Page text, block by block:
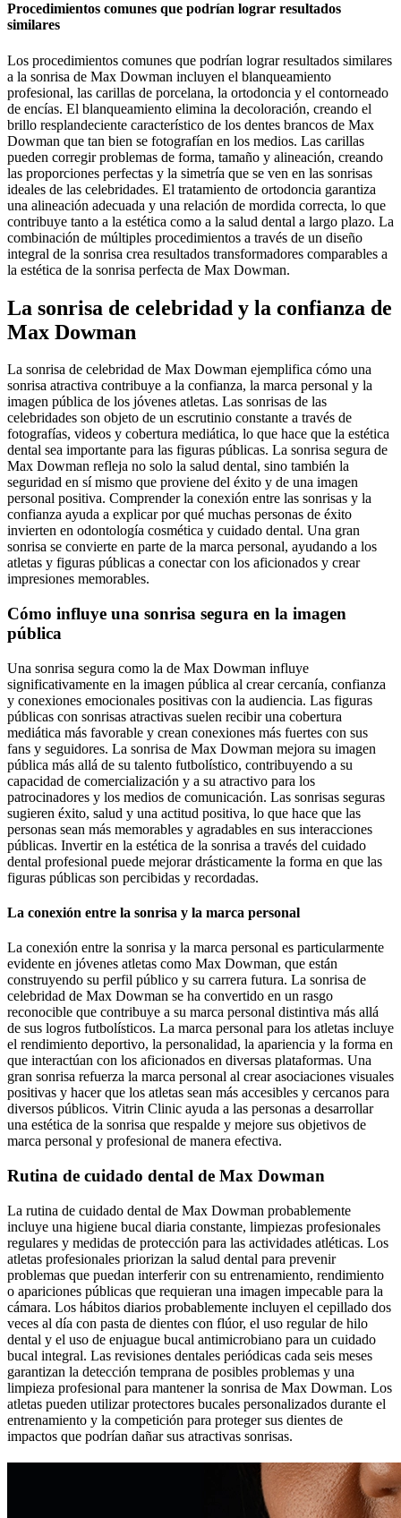
Procedimientos comunes que podrían lograr resultados
similares
Los procedimientos comunes que podrían lograr resultados similares
a la sonrisa de Max Dowman incluyen el blanqueamiento
profesional, las carillas de porcelana, la ortodoncia y el contorneado
de encías. El blanqueamiento elimina la decoloración, creando el
brillo resplandeciente característico de los dentes brancos de Max
Dowman que tan bien se fotografían en los medios. Las carillas
pueden corregir problemas de forma, tamaño y alineación, creando
las proporciones perfectas y la simetría que se ven en las sonrisas
ideales de las celebridades. El tratamiento de ortodoncia garantiza
una alineación adecuada y una relación de mordida correcta, lo que
contribuye tanto a la estética como a la salud dental a largo plazo. La
combinación de múltiples procedimientos a través de un diseño
integral de la sonrisa crea resultados transformadores comparables a
la estética de la sonrisa perfecta de Max Dowman.
La sonrisa de celebridad y la confianza de
Max Dowman
La sonrisa de celebridad de Max Dowman ejemplifica cómo una
sonrisa atractiva contribuye a la confianza, la marca personal y la
imagen pública de los jóvenes atletas. Las sonrisas de las
celebridades son objeto de un escrutinio constante a través de
fotografías, videos y cobertura mediática, lo que hace que la estética
dental sea importante para las figuras públicas. La sonrisa segura de
Max Dowman refleja no solo la salud dental, sino también la
seguridad en sí mismo que proviene del éxito y de una imagen
personal positiva. Comprender la conexión entre las sonrisas y la
confianza ayuda a explicar por qué muchas personas de éxito
invierten en odontología cosmética y cuidado dental. Una gran
sonrisa se convierte en parte de la marca personal, ayudando a los
atletas y figuras públicas a conectar con los aficionados y crear
impresiones memorables.
Cómo influye una sonrisa segura en la imagen
pública
Una sonrisa segura como la de Max Dowman influye
significativamente en la imagen pública al crear cercanía, confianza
y conexiones emocionales positivas con la audiencia. Las figuras
públicas con sonrisas atractivas suelen recibir una cobertura
mediática más favorable y crean conexiones más fuertes con sus
fans y seguidores. La sonrisa de Max Dowman mejora su imagen
pública más allá de su talento futbolístico, contribuyendo a su
capacidad de comercialización y a su atractivo para los
patrocinadores y los medios de comunicación. Las sonrisas seguras
sugieren éxito, salud y una actitud positiva, lo que hace que las
personas sean más memorables y agradables en sus interacciones
públicas. Invertir en la estética de la sonrisa a través del cuidado
dental profesional puede mejorar drásticamente la forma en que las
figuras públicas son percibidas y recordadas.
La conexión entre la sonrisa y la marca personal
La conexión entre la sonrisa y la marca personal es particularmente
evidente en jóvenes atletas como Max Dowman, que están
construyendo su perfil público y su carrera futura. La sonrisa de
celebridad de Max Dowman se ha convertido en un rasgo
reconocible que contribuye a su marca personal distintiva más allá
de sus logros futbolísticos. La marca personal para los atletas incluye
el rendimiento deportivo, la personalidad, la apariencia y la forma en
que interactúan con los aficionados en diversas plataformas. Una
gran sonrisa refuerza la marca personal al crear asociaciones visuales
positivas y hacer que los atletas sean más accesibles y cercanos para
diversos públicos. Vitrin Clinic ayuda a las personas a desarrollar
una estética de la sonrisa que respalde y mejore sus objetivos de
marca personal y profesional de manera efectiva.
Rutina de cuidado dental de Max Dowman
La rutina de cuidado dental de Max Dowman probablemente
incluye una higiene bucal diaria constante, limpiezas profesionales
regulares y medidas de protección para las actividades atléticas. Los
atletas profesionales priorizan la salud dental para prevenir
problemas que puedan interferir con su entrenamiento, rendimiento
o apariciones públicas que requieran una imagen impecable para la
cámara. Los hábitos diarios probablemente incluyen el cepillado dos
veces al día con pasta de dientes con flúor, el uso regular de hilo
dental y el uso de enjuague bucal antimicrobiano para un cuidado
bucal integral. Las revisiones dentales periódicas cada seis meses
garantizan la detección temprana de posibles problemas y una
limpieza profesional para mantener la sonrisa de Max Dowman. Los
atletas pueden utilizar protectores bucales personalizados durante el
entrenamiento y la competición para proteger sus dientes de
impactos que podrían dañar sus atractivas sonrisas.